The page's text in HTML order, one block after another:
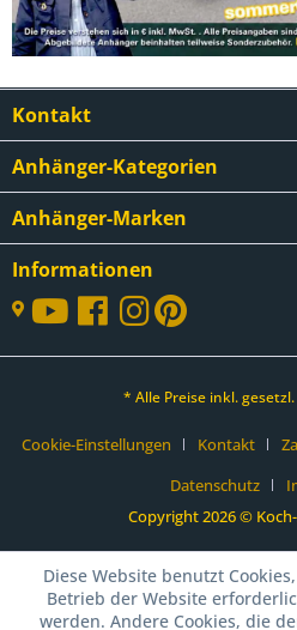
Kontakt
Anhänger-Kategorien
Anhänger-Marken
Informationen
* Alle Preise inkl.
Cookie-Einstellungen Kontakt
Datenschutz
Copyright 2026 ©
Diese Website benutzt
Betrieb der Website
werden. Andere Cookies, die